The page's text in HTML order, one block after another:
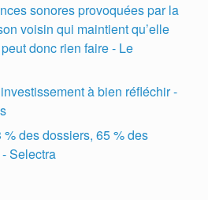
sonores provoquées par la
voisin qui maintient qu’elle
donc rien faire - Le
à bien réfléchir -
des dossiers, 65 % des
Selectra